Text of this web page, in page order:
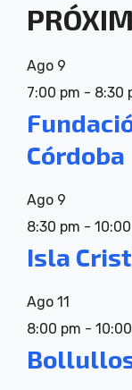
Ago 9
7:00 pm - 8:30
Córdoba
Ago 9
8:30 pm -
Isla
Ago 11
8:00 pm -